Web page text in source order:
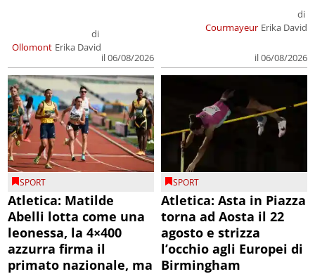
Ollomont
di
Erika David
il 06/08/2026
Courmayeur
di
Erika David
il 06/08/2026
SPORT
Atletica: Matilde
Abelli lotta come una
leonessa, la 4×400
azzurra firma il
primato nazionale, ma
SPORT
Atletica: Asta in Piazza
torna ad Aosta il 22
agosto e strizza
l’occhio agli Europei di
Birmingham